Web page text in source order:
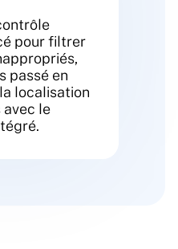
pour filtrer
passé en
localisation
avec le